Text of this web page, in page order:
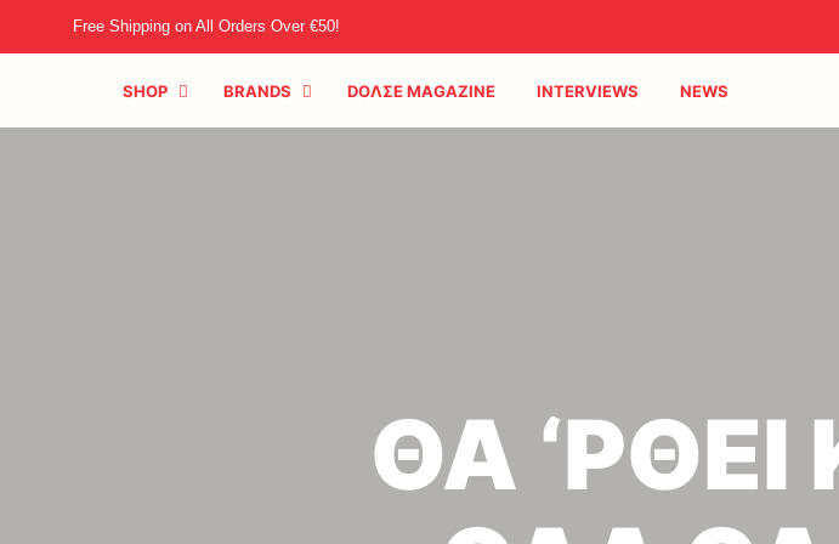
Free Shipping on All Orders Over €50!
SHOP BRANDS DOΛΣE MAGAZINE INTERVIEWS NEWS
ΘΑ ‘ΡΘΕΙ